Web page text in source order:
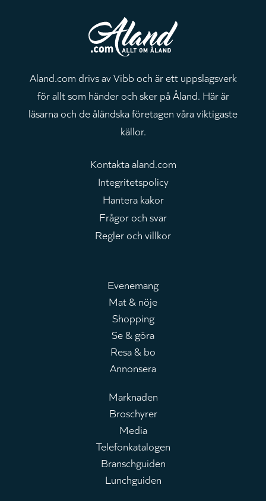
Aland.com drivs av Vibb och är ett uppslagsverk
för allt som händer och sker på Åland. Här är
läsarna och de åländska företagen våra viktigaste
källor.
Kontakta aland.com
Integritetspolicy
Hantera kakor
Frågor och svar
Regler och villkor
Huvudmeny
Evenemang
Mat & nöje
Shopping
Se & göra
Resa & bo
Annonsera
Leaderboard
Marknaden
Broschyrer
Media
Telefonkatalogen
Branschguiden
Lunchguiden